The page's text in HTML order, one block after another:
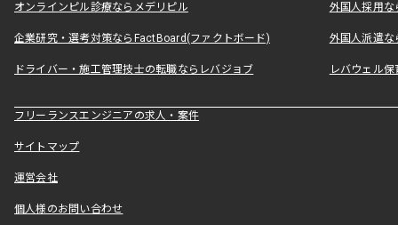
オンラインピル診療ならメデリピル 外国人採用
企業研究・選考対策ならFactBoard(ファクトボード) 外国人派遣な
ドライバー・施工管理技士の転職ならレバジョブ レバウェル
フリーランスエンジニアの求人・案件
サイトマップ
運営会社
個人様のお問い合わせ